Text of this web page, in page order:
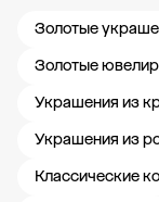
Золотые
Золотые
Украшения из
Украшения из
Классические